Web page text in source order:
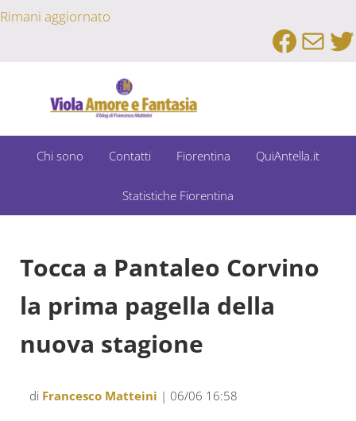
Passa al contenuto principale
Skip to after header navigation
Skip to site footer
Rimani aggiornato
Viola Amore e Fantasia
Chi sono Contatti Fiorentina QuiAntella.it
Statistiche Fiorentina
Tocca a Pantaleo Corvino
la prima pagella della
nuova stagione
di Francesco Matteini | 06/06 16:58